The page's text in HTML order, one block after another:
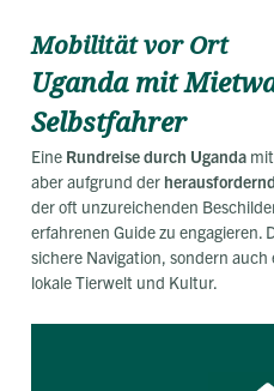
Mobilität vor Ort
Uganda mit
Selbstfahrer
Eine Rundreise durch Uganda
aber aufgrund der
der oft unzureichenden
erfahrenen Guide zu engagieren.
sichere Navigation, sondern
lokale Tierwelt und Kultur.